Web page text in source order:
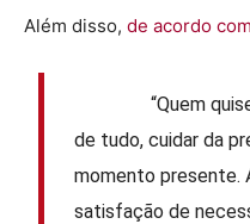
Além disso, de acordo com
“Quem quiser
de tudo, cuidar da
momento presente.
satisfação de